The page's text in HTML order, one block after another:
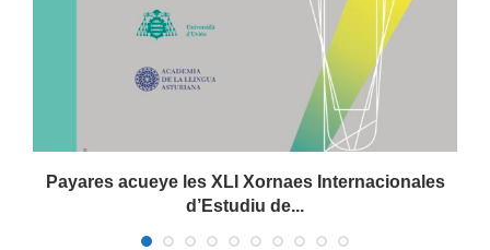
Payares acueye les XLI Xornaes Internacionales
d’Estudiu de...